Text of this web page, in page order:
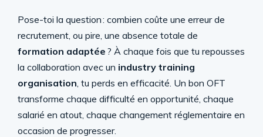
Pose-toi la question : combien coûte une erreur de
recrutement, ou pire, une absence totale de
formation adaptée ? À chaque fois que tu repousses
la collaboration avec un industry training
organisation, tu perds en efficacité. Un bon OFT
transforme chaque difficulté en opportunité, chaque
salarié en atout, chaque changement réglementaire en
occasion de progresser.